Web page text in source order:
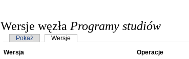
Wersje węzła Programy studiów
Karty podstawowe
Pokaż Wersje
Wersja
Operacje